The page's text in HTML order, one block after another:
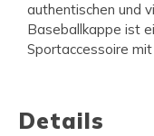
authentischen und
Baseballkappe ist
Sportaccessoire
Details